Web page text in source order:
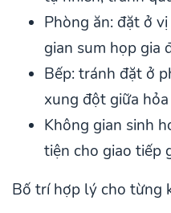
Phòng ăn: đặt ở
gian sum họp gia
Bếp: tránh đặt ở
xung đột giữa
Không gian sinh
tiện cho giao tiếp
Bố trí hợp lý cho từng